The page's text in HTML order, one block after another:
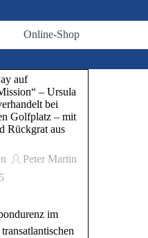
▼
Online-Shop
auf
– Ursula
bei
Golfplatz – mit
Rückgrat aus
Peter Martin
im